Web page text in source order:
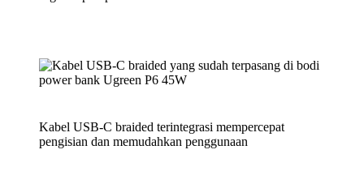
Kabel USB-C braided terintegrasi mempercepat
pengisian dan memudahkan penggunaan